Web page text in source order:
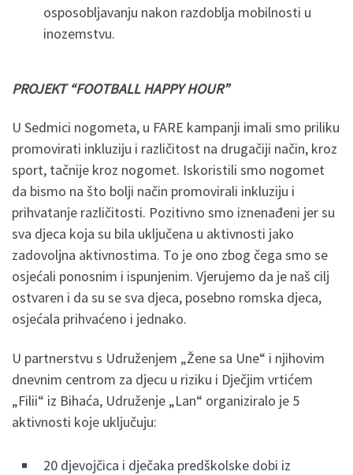
osposobljavanju nakon razdoblja mobilnosti u
inozemstvu.
PROJEKT “FOOTBALL HAPPY HOUR”
U Sedmici nogometa, u FARE kampanji imali smo priliku
promovirati inkluziju i različitost na drugačiji način, kroz
sport, tačnije kroz nogomet. Iskoristili smo nogomet
da bismo na što bolji način promovirali inkluziju i
prihvatanje različitosti. Pozitivno smo iznenađeni jer su
sva djeca koja su bila uključena u aktivnosti jako
zadovoljna aktivnostima. To je ono zbog čega smo se
osjećali ponosnim i ispunjenim. Vjerujemo da je naš cilj
ostvaren i da su se sva djeca, posebno romska djeca,
osjećala prihvaćeno i jednako.
U partnerstvu s Udruženjem „Žene sa Une“ i njihovim
dnevnim centrom za djecu u riziku i Dječjim vrtićem
„Filii“ iz Bihaća, Udruženje „Lan“ organiziralo je 5
aktivnosti koje uključuju:
20 djevojčica i dječaka predškolske dobi iz